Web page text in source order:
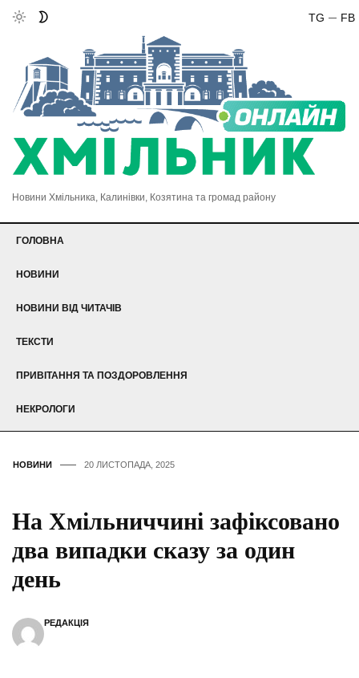
FB
TG
Новини Хмільника, Калинівки, Козятина та громад району
ГОЛОВНА
НОВИНИ
НОВИНИ ВІД ЧИТАЧІВ
ТЕКСТИ
ПРИВІТАННЯ ТА ПОЗДОРОВЛЕННЯ
НЕКРОЛОГИ
НОВИНИ 20 ЛИСТОПАДА, 2025
На Хмільниччині зафіксовано
два випадки сказу за один
день
РЕДАКЦІЯ